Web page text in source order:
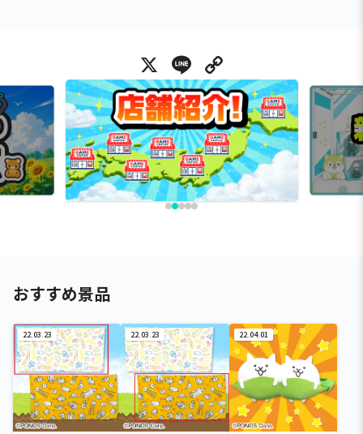
X Line
おすすめ景品
22.03.23 22.03.23 22.04.01